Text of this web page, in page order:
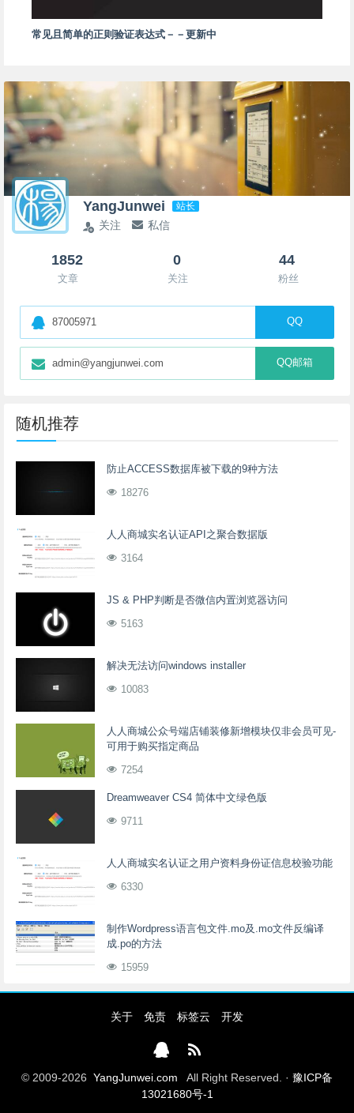
常见且简单的正则验证表达式－－更新中
YangJunwei 站长
关注 私信
1852
文章
0
关注
44
粉丝
87005971 QQ
admin@yangjunwei.com QQ邮箱
随机推荐
防止ACCESS数据库被下载的9种方法
18276
人人商城实名认证API之聚合数据版
3164
JS & PHP判断是否微信内置浏览器访问
5163
解决无法访问windows installer
10083
人人商城公众号端店铺装修新增模块仅非会员可见-
可用于购买指定商品
7254
Dreamweaver CS4 简体中文绿色版
9711
人人商城实名认证之用户资料身份证信息校验功能
6330
制作Wordpress语言包文件.mo及.mo文件反编译
成.po的方法
15959
关于 免责 标签云 开发
© 2009-2026 YangJunwei.com All Right Reserved. · 豫ICP备
13021680号-1